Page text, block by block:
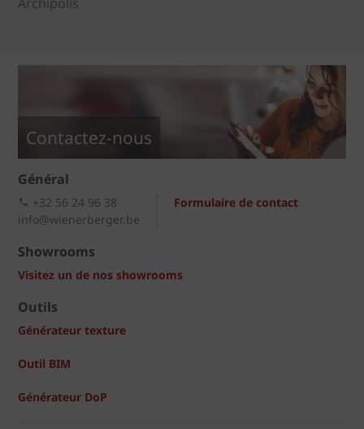
Contactez-nous
Général
Formulaire de contact
+32 56 24 96 38
info@wienerberger.be
Showrooms
Visitez un de nos showrooms
Outils
Générateur texture
Outil BIM
Générateur DoP